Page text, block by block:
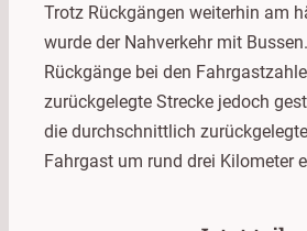
Trotz Rückgängen weiterhin am
wurde der Nahverkehr mit
Rückgänge bei den
zurückgelegte Strecke jedoch
die durchschnittlich
Fahrgast um rund drei Kilometer